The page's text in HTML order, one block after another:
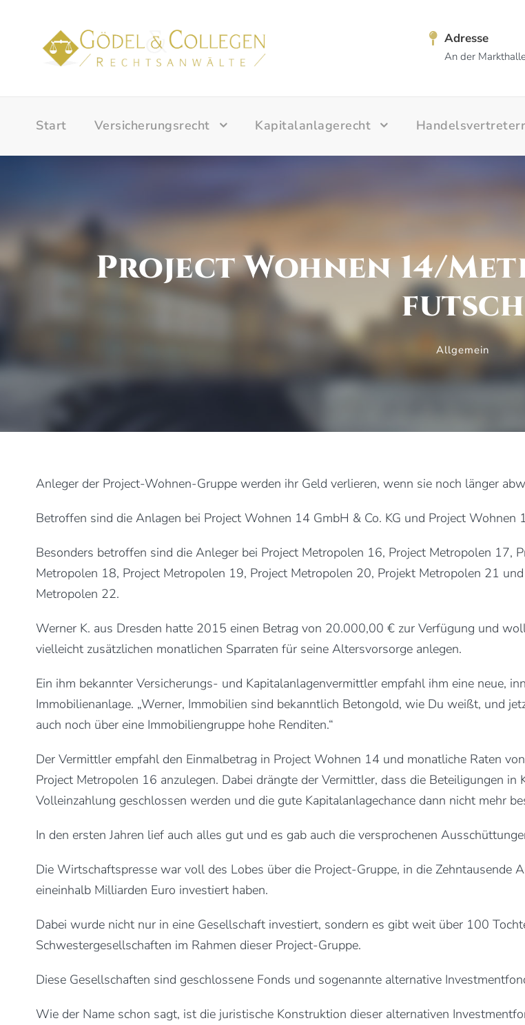
Adresse
An der
Start Versicherungsrecht Kapitalanlagerecht
Project Wohnen 14/
futsch
Allgemein
Anleger der Project-Wohnen-Gruppe werden ihr Geld verlieren, wenn sie noch länger
Betroffen sind die Anlagen bei Project Wohnen 14 GmbH & Co. KG und Project Wohnen
Besonders betroffen sind die Anleger bei Project Metropolen 16, Project Metropolen 17,
Metropolen 18, Project Metropolen 19, Project Metropolen 20, Projekt Metropolen 21
Metropolen 22.
Werner K. aus Dresden hatte 2015 einen Betrag von 20.000,00 € zur Verfügung und
vielleicht zusätzlichen monatlichen Sparraten für seine Altersvorsorge anlegen.
Ein ihm bekannter Versicherungs- und Kapitalanlagenvermittler empfahl ihm eine neue,
Immobilienanlage. „Werner, Immobilien sind bekanntlich Betongold, wie Du weißt, und
auch noch über eine Immobiliengruppe hohe Renditen.“
Der Vermittler empfahl den Einmalbetrag in Project Wohnen 14 und monatliche Raten
Project Metropolen 16 anzulegen. Dabei drängte der Vermittler, dass die Beteiligungen in
Volleinzahlung geschlossen werden und die gute Kapitalanlagechance dann nicht mehr
In den ersten Jahren lief auch alles gut und es gab auch die versprochenen
Die Wirtschaftspresse war voll des Lobes über die Project-Gruppe, in die Zehntausende
eineinhalb Milliarden Euro investiert haben.
Dabei wurde nicht nur in eine Gesellschaft investiert, sondern es gibt weit über 100
Schwestergesellschaften im Rahmen dieser Project-Gruppe.
Diese Gesellschaften sind geschlossene Fonds und sogenannte alternative
Wie der Name schon sagt, ist die juristische Konstruktion dieser alternativen